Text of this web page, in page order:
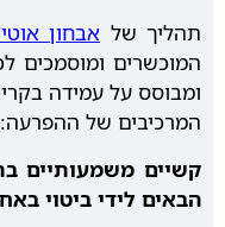
תהליך של אבחון
המוכשרים ומוסמכים
ומבוסס על עמידה
המרכיבים של ההפרעה:
קשיים משמעותיים
הבאים לידי ביטוי